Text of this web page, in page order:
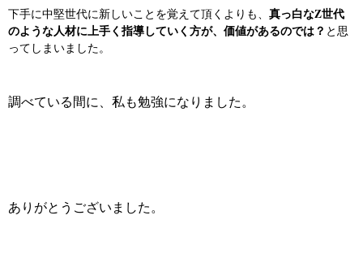
下手に中堅世代に新しいことを覚えて頂くよりも、 真っ白なZ世代
のような人材に上手く指導していく方が、価値があるのでは？ と思
ってしまいました。
調べている間に、私も勉強になりました。
ありがとうございました。